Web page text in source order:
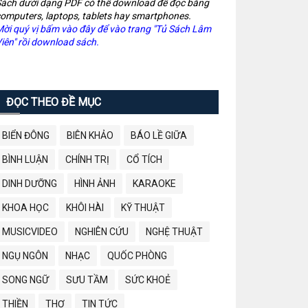
dưới dạng PDF có thể download để đọc bằng
laptops, tablets hay smartphones.
quý vị bấm vào đây để vào trang "Tủ Sách Lâm
rồi download sách.
ĐỌC THEO ĐỀ MỤC
BIỂN ĐÔNG BIÊN KHẢO BÁO LỀ GIỮA
BÌNH LUẬN CHÍNH TRỊ CỔ TÍCH
DINH DƯỠNG HÌNH ẢNH KARAOKE
KHOA HỌC KHÔI HÀI KỸ THUẬT
MUSICVIDEO NGHIÊN CỨU NGHỆ THUẬT
NGỤ NGÔN NHẠC QUỐC PHÒNG
SONG NGỮ SƯU TẦM SỨC KHOẺ
THIỀN THƠ TIN TỨC